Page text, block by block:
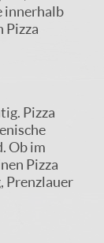
innerhalb
Pizza
Pizza
Ob im
Pizza
Prenzlauer